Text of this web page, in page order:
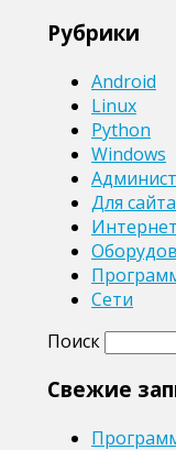
Рубрики
Android
Linux
Python
Windows
Для сайта
Интернет
Сети
Поиск
Свежие